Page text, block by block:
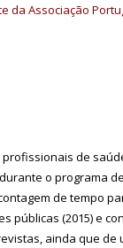
da Associação
de
o programa
de tempo
públicas (2015) e
ainda que de